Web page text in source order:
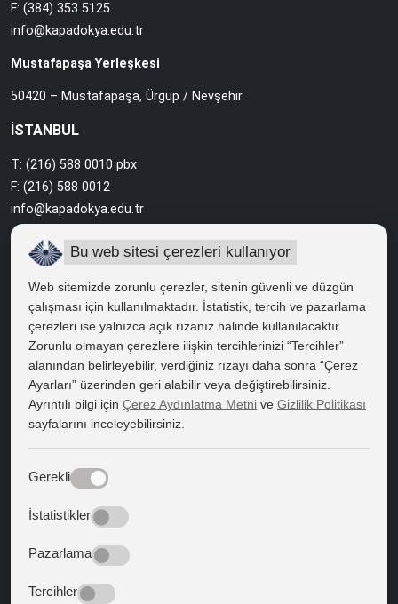
F: (384) 353 5125
info@kapadokya.edu.tr
Mustafapaşa Yerleşkesi
50420 – Mustafapaşa, Ürgüp / Nevşehir
İSTANBUL
T: (216) 588 0010 pbx
F: (216) 588 0012
info@kapadokya.edu.tr
Sabiha Gökçen Yerleşkesi
HIZLI ERİŞİM
Bilgi Edinme
Bilgi Paketi
Kapadokya Eduroam
Batıya Yön Veren Metinler
Bu web sitesi çerezleri kullanıyor
Web sitemizde zorunlu çerezler, sitenin güvenli ve düzgün
çalışması için kullanılmaktadır. İstatistik, tercih ve pazarlama
çerezleri ise yalnızca açık rızanız halinde kullanılacaktır.
Zorunlu olmayan çerezlere ilişkin tercihlerinizi “Tercihler”
alanından belirleyebilir, verdiğiniz rızayı daha sonra “Çerez
Ayarları” üzerinden geri alabilir veya değiştirebilirsiniz.
Ayrıntılı bilgi için Çerez Aydınlatma Metni ve Gizlilik Politikası
sayfalarını inceleyebilirsiniz.
Gerekli
İstatistikler
Pazarlama
Tercihler